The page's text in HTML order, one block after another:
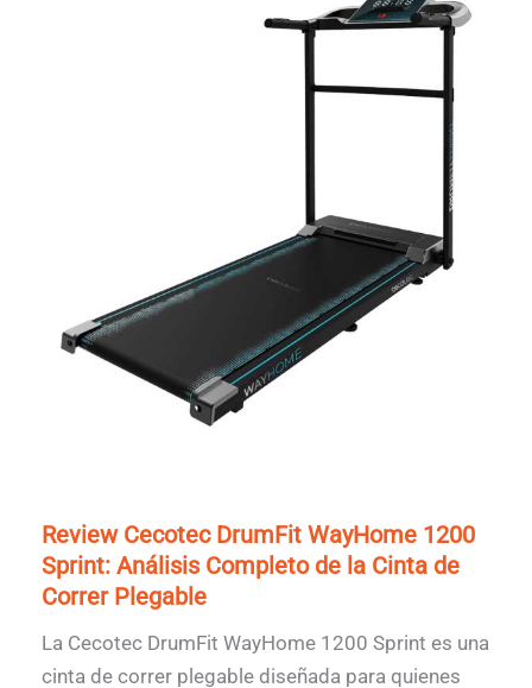
Review Cecotec DrumFit WayHome 1200
Sprint: Análisis Completo de la Cinta de
Correr Plegable
La Cecotec DrumFit WayHome 1200 Sprint es una
cinta de correr plegable diseñada para quienes